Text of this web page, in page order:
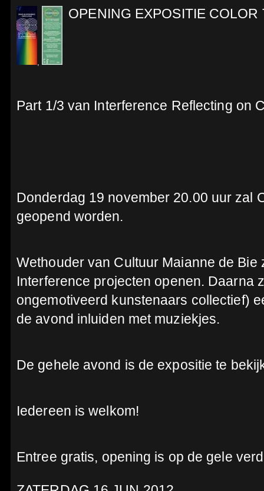
,
OPENING EXPOSITIE COLOR
Part 1/3 van Interference Reflecting on
Donderdag 19 november 20.00 uur zal
geopend worden.
Wethouder van Cultuur Maianne de Bie
Interference projecten openen. Daarna
ongemotiveerd kunstenaars collectief)
de avond inluiden met muziekjes.
De gehele avond is de expositie te
Iedereen is welkom!
Entree gratis, opening is op de gele